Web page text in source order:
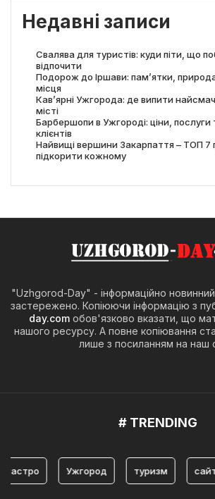
Недавні записи
Свалява для туристів: куди піти, що
відпочити
Подорож до Іршави: пам’ятки, природа
місця
Кав’ярні Ужгорода: де випити
місті
Барбершопи в Ужгороді: ціни, послуги
клієнтів
Найвищі вершини Закарпаття – ТОП 7
підкорити кожному
"Uzhgorod-Day" - інформаційно
застережено. Копіюючи інформацію з
day.com обов'язково вказати, що
нашого ресурсу. А повне копіювання
лише з посиланням на наш
# TRENDING
Ужгород туризм сайта